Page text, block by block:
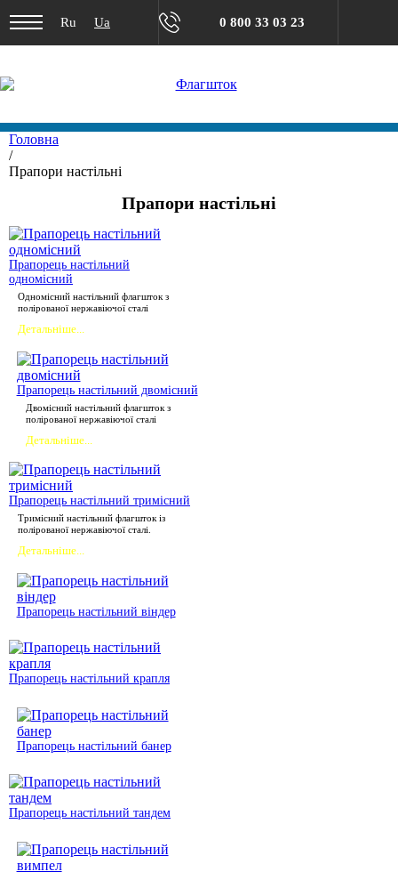
Ru Ua 0 800 33 03 23
Головна
/
Прапори настільні
Прапори настільні
Прапорець настільний
одномісний
Одномісний настільний флагшток з
полірованої нержавіючої сталі
Детальніше...
Прапорець настільний двомісний
Двомісний настільний флагшток з
полірованої нержавіючої сталі
Детальніше...
Прапорець настільний тримісний
Тримісний настільний флагшток із
полірованої нержавіючої сталі.
Детальніше...
Прапорець настільний віндер
Прапорець настільний крапля
Прапорець настільний банер
Прапорець настільний тандем